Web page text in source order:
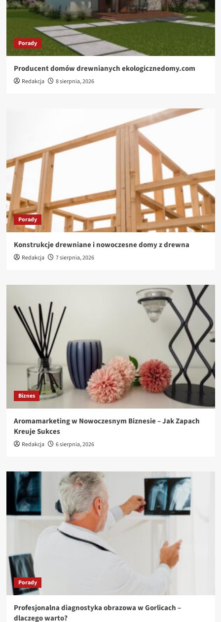
Porady
Producent domów drewnianych ekologicznedomy.com
Redakcja 8 sierpnia, 2026
Porady
Konstrukcje drewniane i nowoczesne domy z drewna
Redakcja 7 sierpnia, 2026
Biznes
Aromamarketing w Nowoczesnym Biznesie – Jak Zapach
Kreuje Sukces
Redakcja 6 sierpnia, 2026
Porady
Profesjonalna diagnostyka obrazowa w Gorlicach –
dlaczego warto?